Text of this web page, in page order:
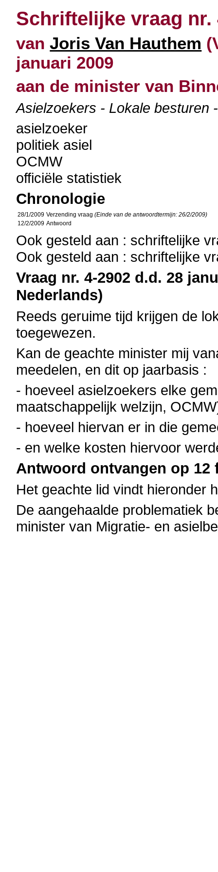
Schriftelijke vraag nr.
vanJoris Van Hauthem
januari 2009
aan de minister van
Asielzoekers - Lokale besturen
asielzoeker
politiek asiel
OCMW
officiële statistiek
Chronologie
28/1/2009 Verzending vraag(Einde van de antwoordtermijn: 26/2/2009)
12/2/2009 Antwoord
Ook gesteld aan : schriftelijke
Ook gesteld aan : schriftelijke
Vraag nr. 4-2902 d.d. 28
Nederlands)
Reeds geruime tijd krijgen de
toegewezen.
Kan de geachte minister mij
meedelen, en dit op jaarbasis :
- hoeveel asielzoekers elke
maatschappelijk welzijn,
- hoeveel hiervan er in die
- en welke kosten hiervoor
Antwoord ontvangen op 12
Het geachte lid vindt hieronder
De aangehaalde problematiek
minister van Migratie- en